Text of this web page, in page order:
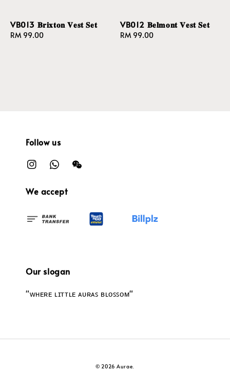
VB013 𝐁𝐫𝐢𝐱𝐭𝐨𝐧 𝐕𝐞𝐬𝐭 𝐒𝐞𝐭
Regular
RM 99.00
VB012 𝐁𝐞𝐥𝐦𝐨𝐧𝐭 𝐕𝐞𝐬𝐭 𝐒𝐞𝐭
Regular
RM 99.00
Follow us
We accept
Our slogan
"ᴡʜᴇʀᴇ ʟɪᴛᴛʟᴇ ᴀᴜʀᴀꜱ ʙʟᴏꜱꜱᴏᴍ"
© 2026 Aurae.